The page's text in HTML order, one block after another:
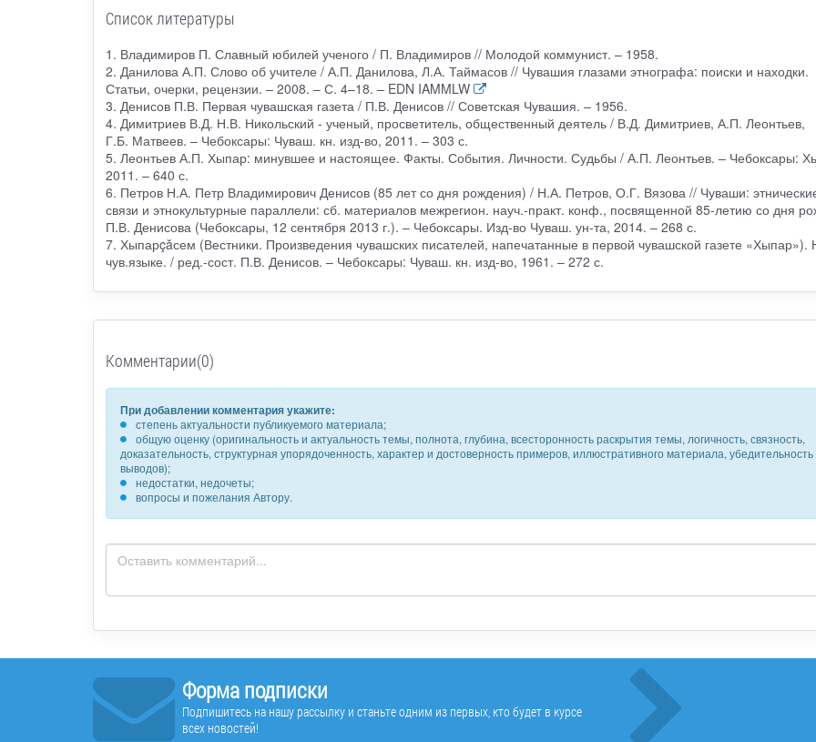
Список литературы
1. Владимиров П. Славный юбилей ученого / П. Владимиров // Молодой коммунист. – 1958.
2. Данилова А.П. Слово об учителе / А.П. Данилова, Л.А. Таймасов // Чувашия глазами этнографа: поиски и находки.
Статьи, очерки, рецензии. – 2008. – С. 4–18. – EDN IAMMLW
3. Денисов П.В. Первая чувашская газета / П.В. Денисов // Советская Чувашия. – 1956.
4. Димитриев В.Д. Н.В. Никольский - ученый, просветитель, общественный деятель / В.Д. Димитриев, А.П. Леонтьев,
Г.Б. Матвеев. – Чебоксары: Чуваш. кн. изд-во, 2011. – 303 с.
5. Леонтьев А.П. Хыпар: минувшее и настоящее. Факты. События. Личности. Судьбы / А.П. Леонтьев. – Чебоксары:
2011. – 640 с.
6. Петров Н.А. Петр Владимирович Денисов (85 лет со дня рождения) / Н.А. Петров, О.Г. Вязова // Чуваши:
связи и этнокультурные параллели: сб. материалов межрегион. науч.-практ. конф., посвященной 85-летию со дня
П.В. Денисова (Чебоксары, 12 сентября 2013 г.). – Чебоксары. Изд-во Чуваш. ун-та, 2014. – 268 с.
7. Хыпарçăсем (Вестники. Произведения чувашских писателей, напечатанные в первой чувашской газете «Хыпар»).
чув.языке. / ред.-сост. П.В. Денисов. – Чебоксары: Чуваш. кн. изд-во, 1961. – 272 с.
Комментарии(0)
При добавлении комментария укажите:
степень актуальности публикуемого материала;
общую оценку (оригинальность и актуальность темы, полнота, глубина, всесторонность раскрытия темы, логичность, связность,
доказательность, структурная упорядоченность, характер и достоверность примеров, иллюстративного материала, убедительность
выводов);
недостатки, недочеты;
вопросы и пожелания Автору.
Форма подписки
Подпишитесь на нашу рассылку и станьте одним из первых, кто будет в курсе
всех новостей!